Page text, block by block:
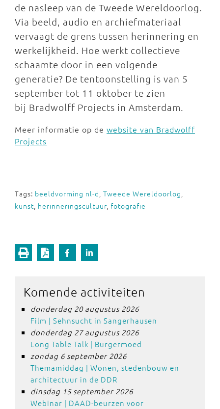
de nasleep van de Tweede Wereldoorlog.
Via beeld, audio en archiefmateriaal
vervaagt de grens tussen herinnering en
werkelijkheid. Hoe werkt collectieve
schaamte door in een volgende
generatie? De tentoonstelling is van 5
september tot 11 oktober te zien
bij Bradwolff Projects in Amsterdam.
Meer informatie op de website van Bradwolff
Projects
Tags: beeldvorming nl-d, Tweede Wereldoorlog,
kunst, herinneringscultuur, fotografie
Komende activiteiten
donderdag 20 augustus 2026
Film | Sehnsucht in Sangerhausen
donderdag 27 augustus 2026
Long Table Talk | Burgermoed
zondag 6 september 2026
Themamiddag | Wonen, stedenbouw en
architectuur in de DDR
dinsdag 15 september 2026
Webinar | DAAD-beurzen voor